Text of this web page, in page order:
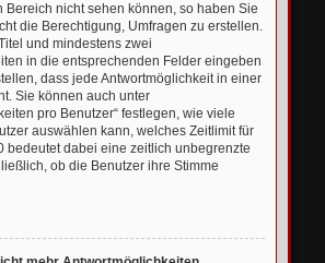
Bereich nicht sehen können, so haben Sie
die Berechtigung, Umfragen zu erstellen.
und mindestens zwei
in die entsprechenden Felder eingeben
dass jede Antwortmöglichkeit in einer
Sie können auch unter
pro Benutzer“ festlegen, wie viele
auswählen kann, welches Zeitlimit für
bedeutet dabei eine zeitlich unbegrenzte
ob die Benutzer ihre Stimme